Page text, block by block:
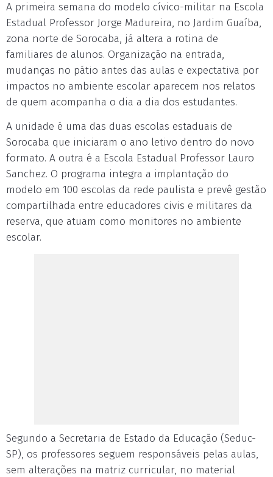
A primeira semana do modelo cívico-militar na Escola
Estadual Professor Jorge Madureira, no Jardim Guaíba,
zona norte de Sorocaba, já altera a rotina de
familiares de alunos. Organização na entrada,
mudanças no pátio antes das aulas e expectativa por
impactos no ambiente escolar aparecem nos relatos
de quem acompanha o dia a dia dos estudantes.
A unidade é uma das duas escolas estaduais de
Sorocaba que iniciaram o ano letivo dentro do novo
formato. A outra é a Escola Estadual Professor Lauro
Sanchez. O programa integra a implantação do
modelo em 100 escolas da rede paulista e prevê gestão
compartilhada entre educadores civis e militares da
reserva, que atuam como monitores no ambiente
escolar.
Segundo a Secretaria de Estado da Educação (Seduc-
SP), os professores seguem responsáveis pelas aulas,
sem alterações na matriz curricular, no material